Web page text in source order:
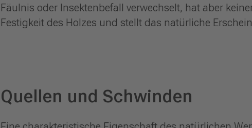
Fäulnis oder Insektenbefall verwechselt, hat aber
Festigkeit des Holzes und stellt das natürliche
Quellen und Schwinden